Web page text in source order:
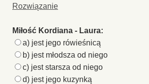
Rozwiązanie
Miłość Kordiana - Laura:
a) jest jego rówieśnicą
b) jest młodsza od niego
c) jest starsza od niego
d) jest jego kuzynką